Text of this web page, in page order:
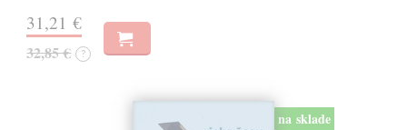
31,21 €
32,85 € ?
na sklade